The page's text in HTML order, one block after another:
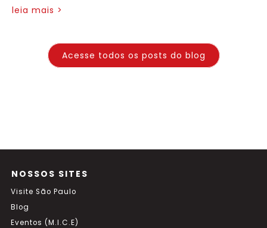
leia mais >
Acesse todos os posts do blog
NOSSOS SITES
Visite São Paulo
Blog
Eventos (M.I.C.E)